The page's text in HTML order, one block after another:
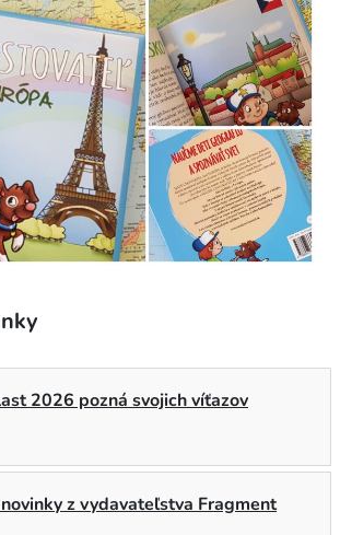
2026 pozná svojich víťazov
z vydavateľstva Fragment